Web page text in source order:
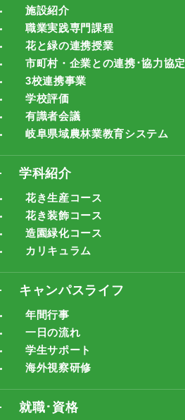
施設紹介
職業実践専門課程
花と緑の連携授業
市町村・企業との連携･協力協定
3校連携事業
学校評価
有識者会議
岐阜県域農林業教育システム
学科紹介
花き生産コース
花き装飾コース
造園緑化コース
カリキュラム
キャンパスライフ
年間行事
一日の流れ
学生サポート
海外視察研修
就職･資格